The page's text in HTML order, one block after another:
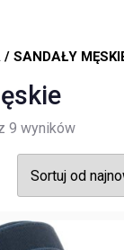
/ SANDAŁY
9 wyników